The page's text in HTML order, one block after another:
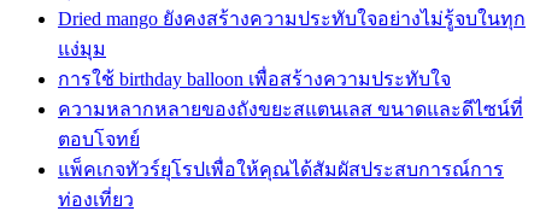
Dried mango ยังคงสร้างความประทับใจอย่างไม่รู้จบในทุก
แง่มุม
การใช้ birthday balloon เพื่อสร้างความประทับใจ
ความหลากหลายของถังขยะสแตนเลส ขนาดและดีไซน์ที่
ตอบโจทย์
แพ็คเกจทัวร์ยุโรปเพื่อให้คุณได้สัมผัสประสบการณ์การ
ท่องเที่ยว